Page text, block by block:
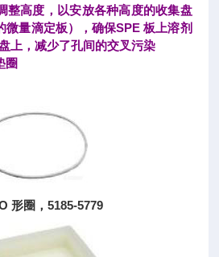
整高度，以安放各种高度的收集盘
微量滴定板），确保SPE 板上溶剂
上，减少了孔间的交叉污染
圈
形圈，5185-5779